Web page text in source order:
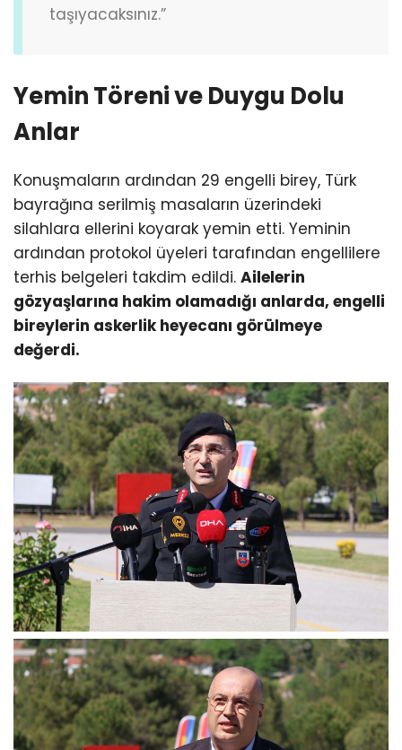
taşıyacaksınız.”
Yemin Töreni ve Duygu Dolu
Anlar
Konuşmaların ardından 29 engelli birey, Türk
bayrağına serilmiş masaların üzerindeki
silahlara ellerini koyarak yemin etti. Yeminin
ardından protokol üyeleri tarafından engellilere
terhis belgeleri takdim edildi. Ailelerin
gözyaşlarına hakim olamadığı anlarda, engelli
bireylerin askerlik heyecanı görülmeye
değerdi.